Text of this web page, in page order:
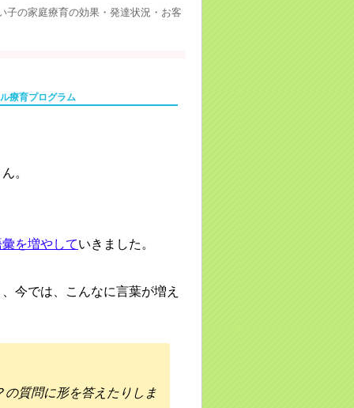
子の家庭療育の効果・発達状況・お客
療育プログラム
。
を増やしていきました。
今では、こんなに言葉が増え
質問に形を答えたりしま